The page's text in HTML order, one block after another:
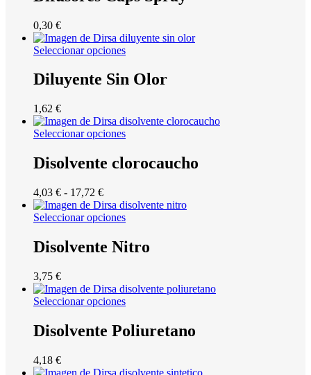
0,30 €
Seleccionar opciones
Diluyente Sin Olor
1,62 €
Seleccionar opciones
Disolvente clorocaucho
4,03 € - 17,72 €Rango
de
precios:
4,03 €
hasta
Seleccionar opciones
Disolvente Nitro
3,75 €
Seleccionar opciones
Disolvente Poliuretano
4,18 €